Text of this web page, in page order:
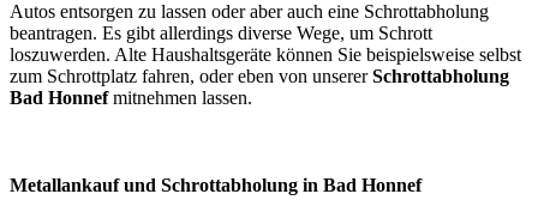
Autos entsorgen zu lassen oder aber auch eine Schrottabholung
beantragen. Es gibt allerdings diverse Wege, um Schrott
loszuwerden. Alte Haushaltsgeräte können Sie beispielsweise selbst
zum Schrottplatz fahren, oder eben von unsererSchrottabholung
Bad Honnefmitnehmen lassen.
Metallankauf und Schrottabholung in Bad Honnef